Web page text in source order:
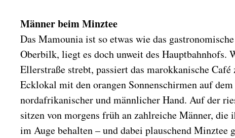
Männer beim Minztee
Das Mamounia ist so etwas wie das
Oberbilk, liegt es doch unweit des Hauptbahnhofs.
Ellerstraße strebt, passiert das marokkanische Café
Ecklokal mit den orangen Sonnenschirmen auf
nordafrikanischer und männlicher Hand. Auf der
sitzen von morgens früh an zahlreiche Männer, die
im Auge behalten – und dabei plauschend Minztee